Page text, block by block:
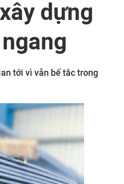
dựng
tới vì vẫn bế tắc trong